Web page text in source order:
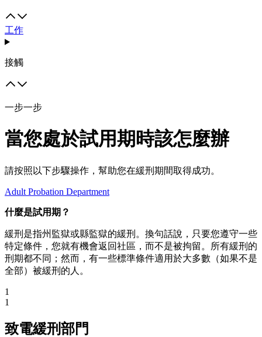
工作
接觸
一步一步
當您處於試用期時該怎麼辦
請按照以下步驟操作，幫助您在緩刑期間取得成功。
Adult Probation Department
什麼是試用期？
緩刑是指州監獄或縣監獄的緩刑。換句話說，只要您遵守一些
特定條件，您就有機會返回社區，而不是被拘留。所有緩刑的
刑期都不同；然而，有一些標準條件適用於大多數（如果不是
全部）被緩刑的人。
1
1
致電緩刑部門